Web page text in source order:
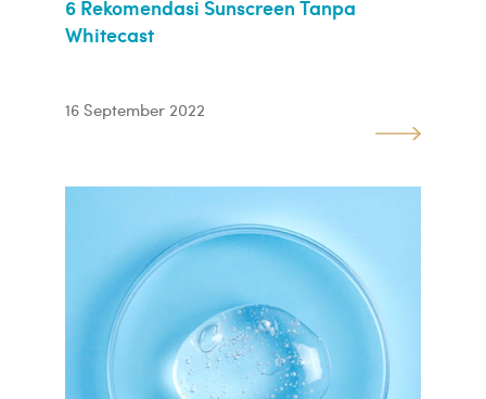
6 Rekomendasi Sunscreen Tanpa
Whitecast
16 September 2022